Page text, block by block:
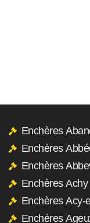
Enchères
Enchères
Enchères
Enchères
Enchères Acy-
Enchères